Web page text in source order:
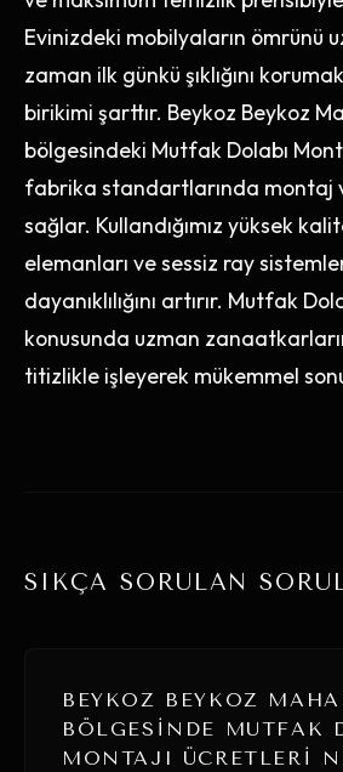
Evinizdeki mobilyaların ömrünü
zaman ilk günkü şıklığını
birikimi şarttır. Beykoz Beykoz
bölgesindeki Mutfak Dolabı
fabrika standartlarında montaj
sağlar. Kullandığımız yüksek
elemanları ve sessiz ray
dayanıklılığını artırır. Mutfak
konusunda uzman
titizlikle işleyerek mükemmel
SIKÇA SORULAN
BEYKOZ BEYKOZ
BÖLGESINDE MUTFAK
MONTAJI ÜCRETLERI